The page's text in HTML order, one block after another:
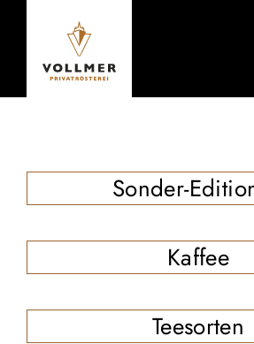
springen
Sonder-
Kaffee
Teesorten